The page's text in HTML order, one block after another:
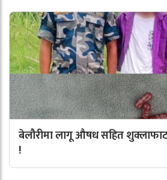
बेलौरीमा लागू औषध सहित
!